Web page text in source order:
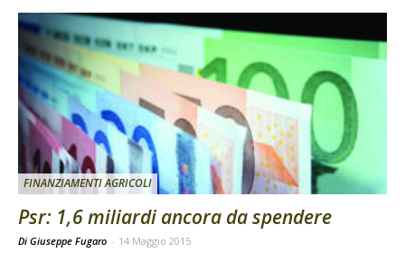
FINANZIAMENTI AGRICOLI
Psr: 1,6 miliardi ancora da spendere
Di Giuseppe Fugaro - 14 Maggio 2015